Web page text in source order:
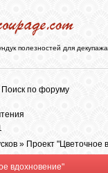
полезностей для декупажа
Поиск по форуму
» Проект "Цветочное
вдохновение"